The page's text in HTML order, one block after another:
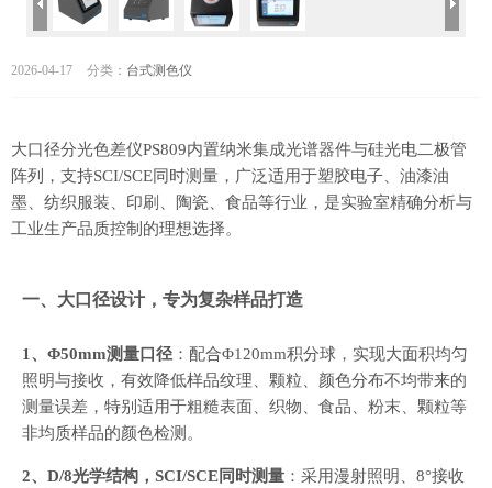
2026-04-17 分类： 台式测色仪
大口径分光色差仪PS809内置纳米集成光谱器件与硅光电二极管
阵列，支持SCI/SCE同时测量，广泛适用于塑胶电子、油漆油
墨、纺织服装、印刷、陶瓷、食品等行业，是实验室精确分析与
工业生产品质控制的理想选择。
一、大口径设计，专为复杂样品打造
1、Φ50mm测量口径 ：配合Φ120mm积分球，实现大面积均匀
照明与接收，有效降低样品纹理、颗粒、颜色分布不均带来的
测量误差，特别适用于粗糙表面、织物、食品、粉末、颗粒等
非均质样品的颜色检测。
2、D/8光学结构，SCI/SCE同时测量 ：采用漫射照明、8°接收